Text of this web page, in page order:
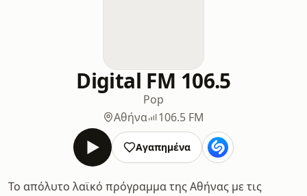
Digital FM 106.5
Pop
Αθήνα
106.5 FM
Αγαπημένα
Το απόλυτο λαϊκό πρόγραμμα της Αθήνας με τις